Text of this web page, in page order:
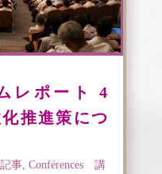
レポート 4
推進策につ
事, Conférences 講